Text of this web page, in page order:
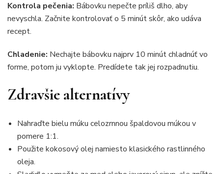
Kontrola pečenia: Bábovku nepečte príliš dlho, aby
nevyschla. Začnite kontrolovať o 5 minút skôr, ako udáva
recept.
Chladenie: Nechajte bábovku najprv 10 minút chladnúť vo
forme, potom ju vyklopte. Predídete tak jej rozpadnutiu.
Zdravšie alternatívy
Nahraďte bielu múku celozrnnou špaldovou múkou v
pomere 1:1.
Použite kokosový olej namiesto klasického rastlinného
oleja.